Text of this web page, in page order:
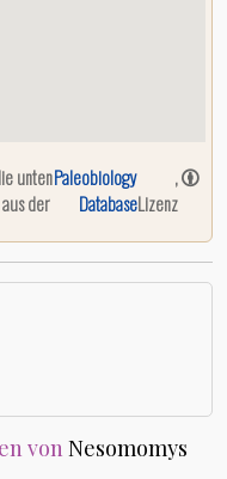
unten
der
Paleobiology
Database
,
Lizenz
vonNesomomys